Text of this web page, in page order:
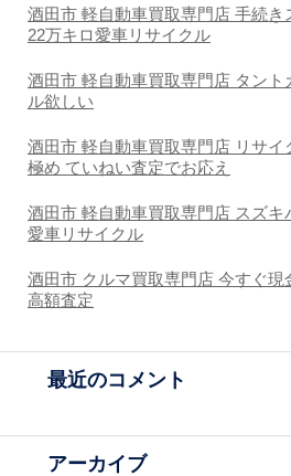
酒田市 軽自動車買取専門店 手続
22万キロ愛車リサイクル
酒田市 軽自動車買取専門店 タン
ル欲しい
酒田市 軽自動車買取専門店 リサ
極め ていねい査定でお応え
酒田市 軽自動車買取専門店 スズキ
愛車リサイクル
酒田市 クルマ買取専門店 今すぐ現
高額査定
最近のコメント
アーカイブ